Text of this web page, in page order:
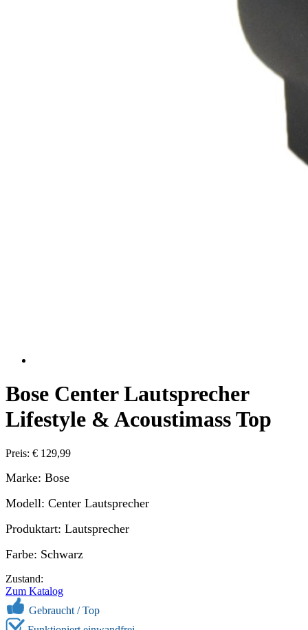
Bose Center Lautsprecher
Lifestyle & Acoustimass Top
Preis: € 129,99
Marke: Bose
Modell: Center Lautsprecher
Produktart: Lautsprecher
Farbe: Schwarz
Zustand:
Zum Katalog
Gebraucht /Top